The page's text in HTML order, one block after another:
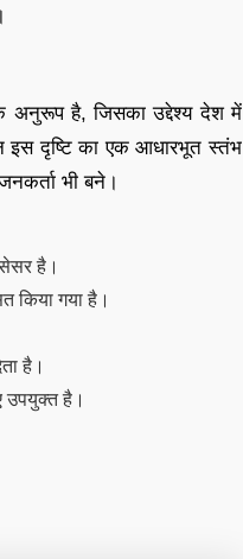
अनुरूप है, जिसका उद्देश्य देश में
इस दृष्टि का एक आधारभूत स्तंभ
भी बने।
है।
किया गया है।
है।
उपयुक्त है।